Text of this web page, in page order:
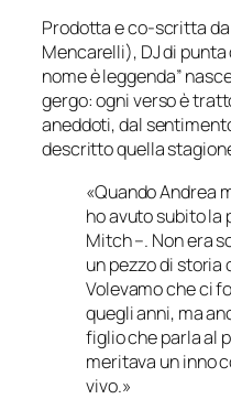
Prodotta e co-scritta
Mencarelli), DJ di punta
nome è leggenda”
gergo: ogni verso è
aneddoti, dal
descritto quella
«Quando Andrea
ho avuto subito la
Mitch –. Non era
un pezzo di storia
Volevamo che ci
quegli anni, ma
figlio che parla al
meritava un inno
vivo.»